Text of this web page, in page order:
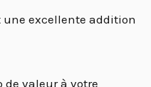
une excellente addition
valeur à votre